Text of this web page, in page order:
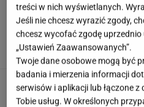
Hyży dosadnie
"Skończyła mi
Te kultowe
wszystkich
treści w nich wyświetlanych.
Jeśli nie chcesz wyrazić zgody,
chcesz wycofać zgodę
„Ustawień Zaawansowanych”.
Twoje dane osobowe mogą być
badania i mierzenia informacji
serwisów i aplikacji lub łączone
Tobie usług. W określonych